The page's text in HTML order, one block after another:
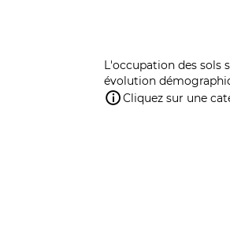
L'occupation des sols
évolution
Cliquez sur une